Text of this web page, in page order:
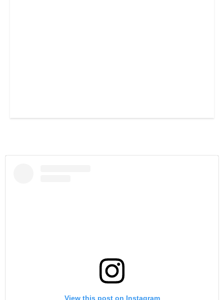
View this post on Instagram